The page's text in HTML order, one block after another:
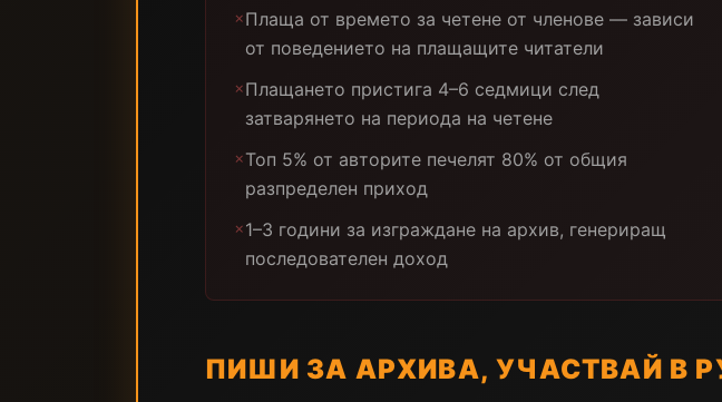
✗Плаща от времето за четене от членове — зависи
от поведението на плащащите читатели
✗Плащането пристига 4–6 седмици след
затварянето на периода на четене
✗Топ 5% от авторите печелят 80% от общия
разпределен приход
✗1–3 години за изграждане на архив, генериращ
последователен доход
ПИШИ ЗА АРХИВА, УЧАСТВАЙ В